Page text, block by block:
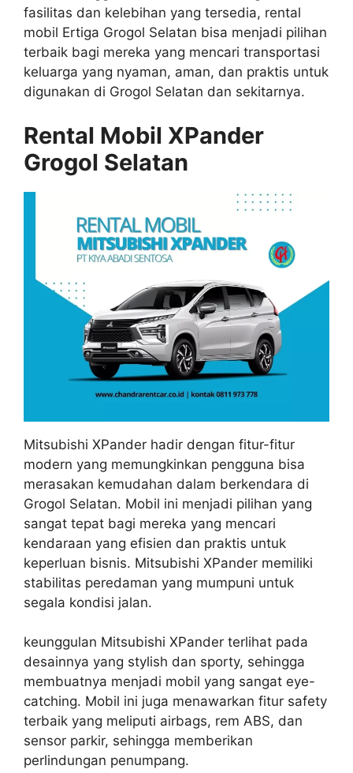
fasilitas dan kelebihan yang tersedia, rental
mobil Ertiga Grogol Selatan bisa menjadi pilihan
terbaik bagi mereka yang mencari transportasi
keluarga yang nyaman, aman, dan praktis untuk
digunakan di Grogol Selatan dan sekitarnya.
Rental Mobil XPander
Grogol Selatan
Mitsubishi XPander hadir dengan fitur-fitur
modern yang memungkinkan pengguna bisa
merasakan kemudahan dalam berkendara di
Grogol Selatan. Mobil ini menjadi pilihan yang
sangat tepat bagi mereka yang mencari
kendaraan yang efisien dan praktis untuk
keperluan bisnis. Mitsubishi XPander memiliki
stabilitas peredaman yang mumpuni untuk
segala kondisi jalan.
keunggulan Mitsubishi XPander terlihat pada
desainnya yang stylish dan sporty, sehingga
membuatnya menjadi mobil yang sangat eye-
catching. Mobil ini juga menawarkan fitur safety
terbaik yang meliputi airbags, rem ABS, dan
sensor parkir, sehingga memberikan
perlindungan penumpang.